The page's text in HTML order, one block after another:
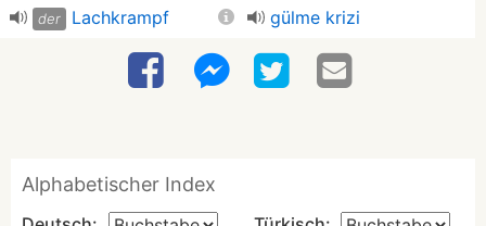
der Lachkrampf gülme krizi
Alphabetischer Index